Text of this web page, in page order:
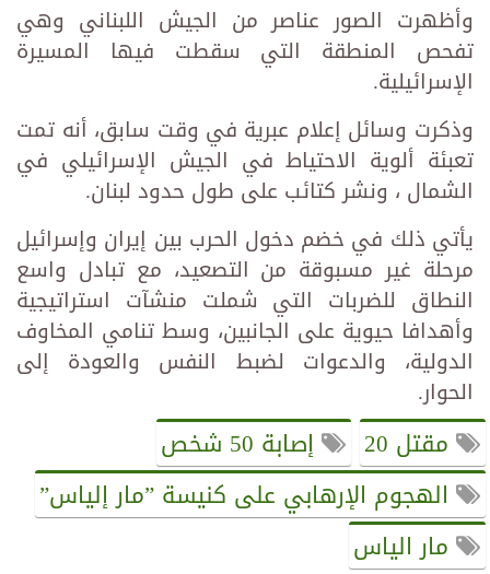
وأظهرت الصور عناصر من الجيش اللبناني وهي
تفحص المنطقة التي سقطت فيها المسيرة
الإسرائيلية.
وذكرت وسائل إعلام عبرية في وقت سابق، أنه تمت
تعبئة ألوية الاحتياط في الجيش الإسرائيلي في
الشمال ، ونشر كتائب على طول حدود لبنان.
يأتي ذلك في خضم دخول الحرب بين إيران وإسرائيل
مرحلة غير مسبوقة من التصعيد، مع تبادل واسع
النطاق للضربات التي شملت منشآت استراتيجية
وأهدافا حيوية على الجانبين، وسط تنامي المخاوف
الدولية، والدعوات لضبط النفس والعودة إلى
الحوار.
مقتل 20
إصابة 50 شخص
الهجوم الإرهابي على كنيسة ”مار إلياس”
مار الياس